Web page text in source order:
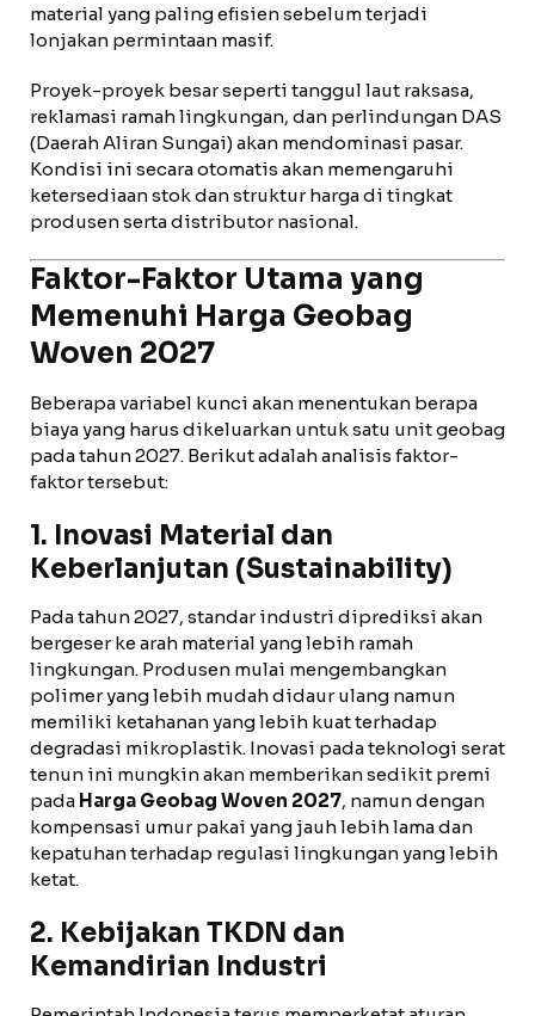
material yang paling efisien sebelum terjadi
lonjakan permintaan masif.
Proyek-proyek besar seperti tanggul laut raksasa,
reklamasi ramah lingkungan, dan perlindungan DAS
(Daerah Aliran Sungai) akan mendominasi pasar.
Kondisi ini secara otomatis akan memengaruhi
ketersediaan stok dan struktur harga di tingkat
produsen serta distributor nasional.
Faktor-Faktor Utama yang
Memenuhi Harga Geobag
Woven 2027
Beberapa variabel kunci akan menentukan berapa
biaya yang harus dikeluarkan untuk satu unit geobag
pada tahun 2027. Berikut adalah analisis faktor-
faktor tersebut:
1. Inovasi Material dan
Keberlanjutan (Sustainability)
Pada tahun 2027, standar industri diprediksi akan
bergeser ke arah material yang lebih ramah
lingkungan. Produsen mulai mengembangkan
polimer yang lebih mudah didaur ulang namun
memiliki ketahanan yang lebih kuat terhadap
degradasi mikroplastik. Inovasi pada teknologi serat
tenun ini mungkin akan memberikan sedikit premi
pada Harga Geobag Woven 2027, namun dengan
kompensasi umur pakai yang jauh lebih lama dan
kepatuhan terhadap regulasi lingkungan yang lebih
ketat.
2. Kebijakan TKDN dan
Kemandirian Industri